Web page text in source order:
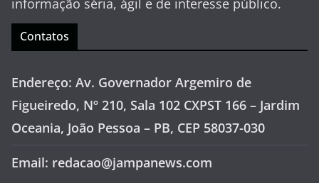
informação séria, ágil e de interesse público.
Contatos
Endereço: Av. Governador Argemiro de
Figueiredo, Nº 210, Sala 102 CXPST 166 – Jardim
Oceania, João Pessoa – PB, CEP 58037-030
Email: redacao@jampanews.com